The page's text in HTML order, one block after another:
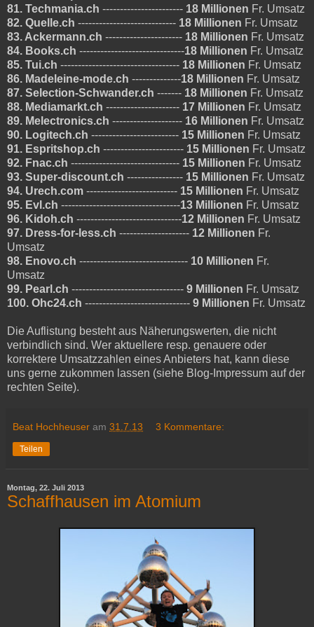
81. Techmania.ch ----------------------- 18 Millionen Fr. Umsatz
82. Quelle.ch ---------------------------- 18 Millionen Fr. Umsatz
83. Ackermann.ch ---------------------- 18 Millionen Fr. Umsatz
84. Books.ch ------------------------------18 Millionen Fr. Umsatz
85. Tui.ch ---------------------------------- 18 Millionen Fr. Umsatz
86. Madeleine-mode.ch --------------18 Millionen Fr. Umsatz
87. Selection-Schwander.ch ------- 18 Millionen Fr. Umsatz
88. Mediamarkt.ch --------------------- 17 Millionen Fr. Umsatz
89. Melectronics.ch -------------------- 16 Millionen Fr. Umsatz
90. Logitech.ch ------------------------- 15 Millionen Fr. Umsatz
91. Espritshop.ch ----------------------- 15 Millionen Fr. Umsatz
92. Fnac.ch ------------------------------- 15 Millionen Fr. Umsatz
93. Super-discount.ch ---------------- 15 Millionen Fr. Umsatz
94. Urech.com -------------------------- 15 Millionen Fr. Umsatz
95. Evl.ch ----------------------------------13 Millionen Fr. Umsatz
96. Kidoh.ch ------------------------------12 Millionen Fr. Umsatz
97. Dress-for-less.ch -------------------- 12 Millionen Fr.
Umsatz
98. Enovo.ch ------------------------------- 10 Millionen Fr.
Umsatz
99. Pearl.ch -------------------------------- 9 Millionen Fr. Umsatz
100. Ohc24.ch ------------------------------ 9 Millionen Fr. Umsatz
Die Auflistung besteht aus Näherungswerten, die nicht
verbindlich sind. Wer aktuellere resp. genauere oder
korrektere Umsatzzahlen eines Anbieters hat, kann diese
uns gerne zukommen lassen (siehe Blog-Impressum auf der
rechten Seite).
Beat Hochheuser am 31.7.13 3 Kommentare:
Teilen
Montag, 22. Juli 2013
Schaffhausen im Atomium